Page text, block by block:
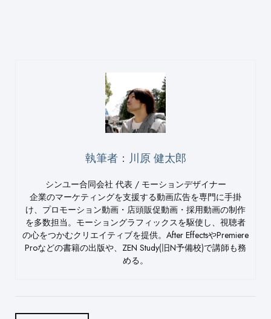
執筆者：川原 健太郎
シンユー合同会社 代表 / モーションデザイナー
企業のマーケティングを支援する動画広告を専門に手掛
け、プロモーション動画・店頭販促動画・採用動画の制作
を多数担当。モーショングラフィックスを駆使し、視聴者
の心をつかむクリエイティブを提供。After EffectsやPremiere
Proなどの書籍の出版や、ZEN Study(旧N予備校)で講師も務
める。